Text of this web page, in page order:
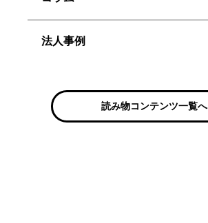
法人事例
読み物コンテンツ一覧へ